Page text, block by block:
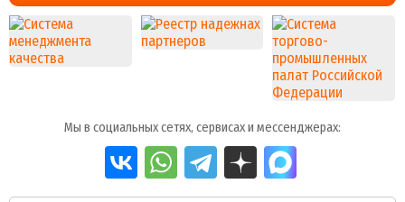
Мы в социальных сетях, сервисах и мессенджерах: